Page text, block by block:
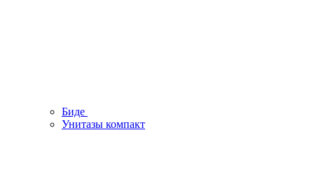
Биде
Унитазы компакт